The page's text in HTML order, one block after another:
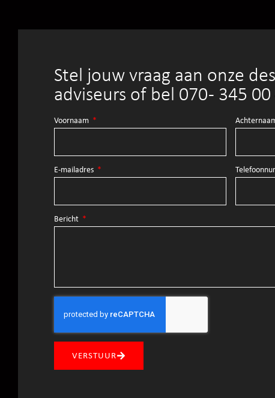
Stel jouw vraag aan onze
adviseurs of bel 070 - 345 00
Voornaam
E-mailadres
Bericht
VERSTUUR